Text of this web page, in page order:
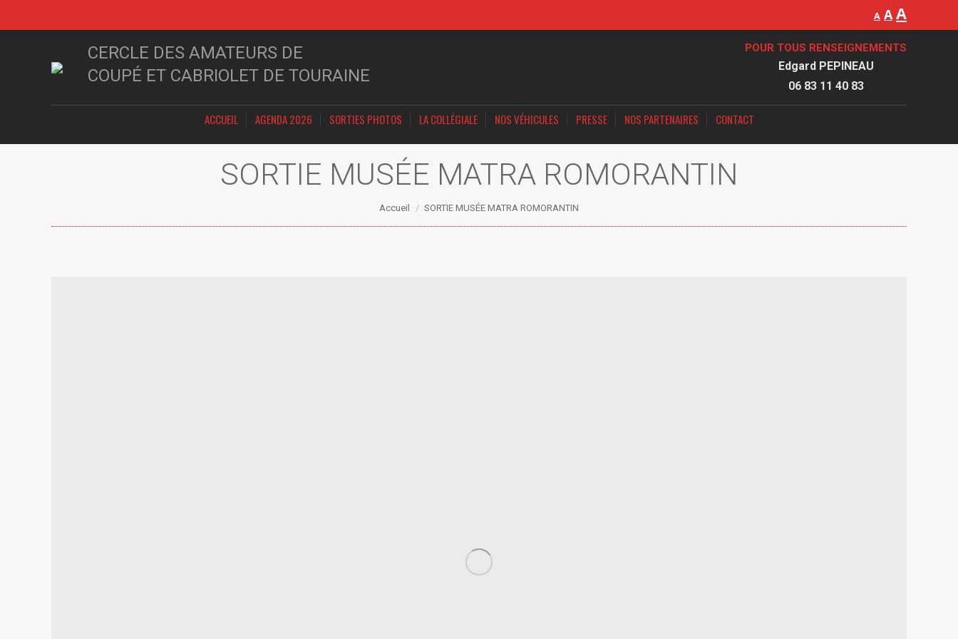
A A A
CERCLE DES AMATEURS DE
COUPÉ ET CABRIOLET DE TOURAINE
POUR TOUS RENSEIGNEMENTS
Edgard PEPINEAU
06 83 11 40 83
ACCUEIL AGENDA 2026 SORTIES PHOTOS LA COLLÉGIALE NOS VÉHICULES PRESSE NOS PARTENAIRES CONTACT
SORTIE MUSÉE MATRA ROMORANTIN
Vous êtes ici :
Accueil SORTIE MUSÉE MATRA ROMORANTIN